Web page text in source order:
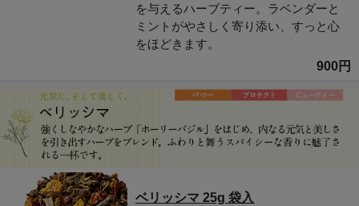
を与えるハーブティー。ラベンダーと
ミントがやさしく寄り添い、すっと心
をほどきます。
900円
ベリッシマ 25g 袋入